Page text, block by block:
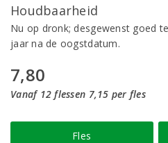
Houdbaarheid
Nu op dronk; desgewenst goed
jaar na de oogstdatum.
7,80
Vanaf 12 flessen 7,15 per fles
Fles